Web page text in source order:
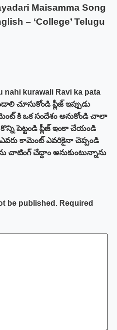
Maisamma Song
– ‘College’ Telugu
nahi kurawali Ravi ka pata
ప్లీజ్ ఇప్పుడు
కి ఒక సందేశం అనుకోండి చాలా
పెట్టండి ప్లీజ్ ఇంకా చేయండి
కామెంట్ ఎవరికైనా చెప్పండి
చాటింగ్ చేద్దాం అనుకుంటున్నాను
be published. Required